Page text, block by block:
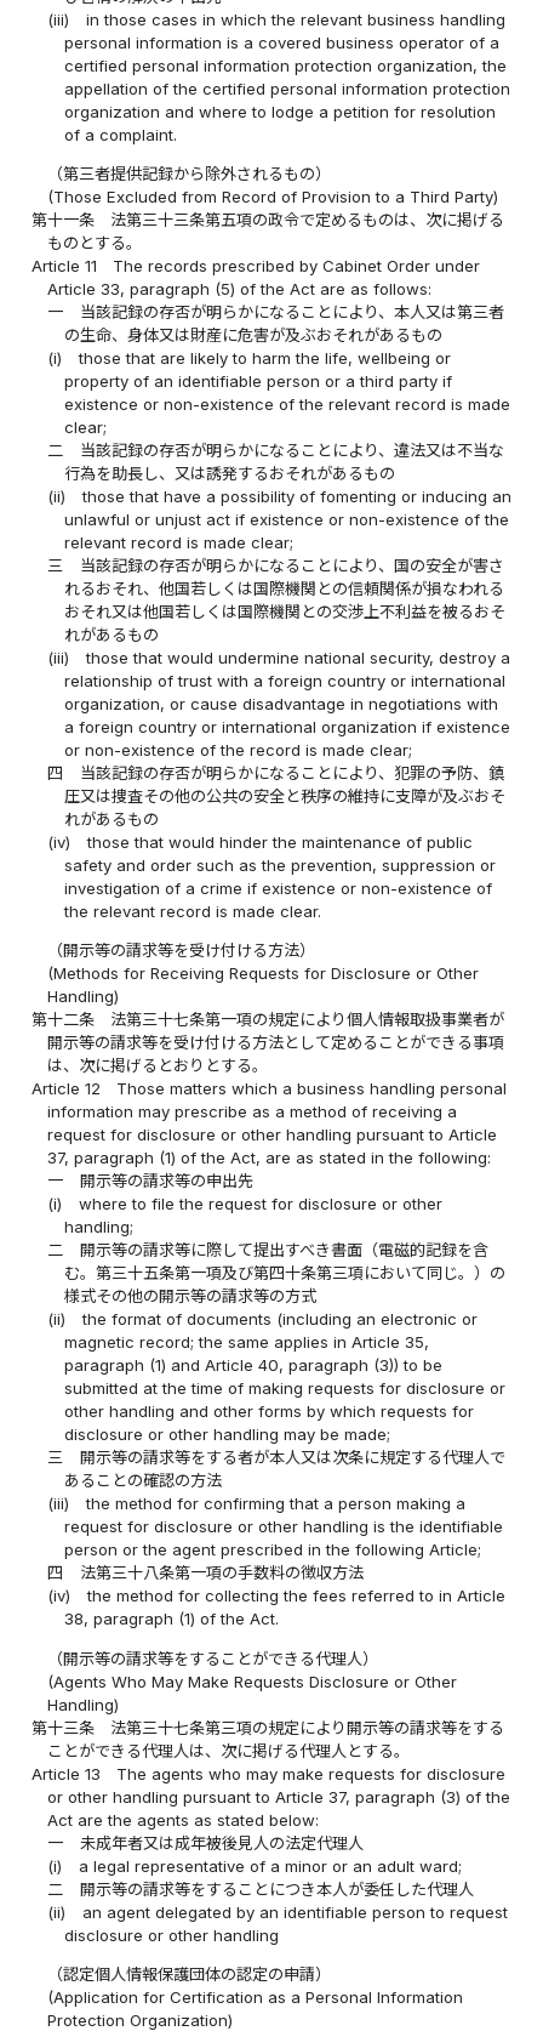
(iii)
in those cases in which the relevant business handling
personal information is a covered business operator of a
certified personal information protection organization, the
appellation of the certified personal information protection
organization and where to lodge a petition for resolution
of a complaint.
（第三者提供記録から除外されるもの）
(Those Excluded from Record of Provision to a Third Party)
第十一条
法第三十三条第五項の政令で定めるものは、次に掲げる
ものとする。
Article 11
The records prescribed by Cabinet Order under
Article 33, paragraph (5) of the Act are as follows:
一
当該記録の存否が明らかになることにより、本人又は第三者
の生命、身体又は財産に危害が及ぶおそれがあるもの
(i)
those that are likely to harm the life, wellbeing or
property of an identifiable person or a third party if
existence or non-existence of the relevant record is made
clear;
二
当該記録の存否が明らかになることにより、違法又は不当な
行為を助長し、又は誘発するおそれがあるもの
(ii)
those that have a possibility of fomenting or inducing an
unlawful or unjust act if existence or non-existence of the
relevant record is made clear;
三
当該記録の存否が明らかになることにより、国の安全が害さ
れるおそれ、他国若しくは国際機関との信頼関係が損なわれる
おそれ又は他国若しくは国際機関との交渉上不利益を被るおそ
れがあるもの
(iii)
those that would undermine national security, destroy a
relationship of trust with a foreign country or international
organization, or cause disadvantage in negotiations with
a foreign country or international organization if existence
or non-existence of the record is made clear;
四
当該記録の存否が明らかになることにより、犯罪の予防、鎮
圧又は捜査その他の公共の安全と秩序の維持に支障が及ぶおそ
れがあるもの
(iv)
those that would hinder the maintenance of public
safety and order such as the prevention, suppression or
investigation of a crime if existence or non-existence of
the relevant record is made clear.
（開示等の請求等を受け付ける方法）
(Methods for Receiving Requests for Disclosure or Other
Handling)
第十二条
法第三十七条第一項の規定により個人情報取扱事業者が
開示等の請求等を受け付ける方法として定めることができる事項
は、次に掲げるとおりとする。
Article 12
Those matters which a business handling personal
information may prescribe as a method of receiving a
request for disclosure or other handling pursuant to Article
37, paragraph (1) of the Act, are as stated in the following:
一
開示等の請求等の申出先
(i)
where to file the request for disclosure or other
handling;
二
開示等の請求等に際して提出すべき書面（電磁的記録を含
む。第三十五条第一項及び第四十条第三項において同じ。）の
様式その他の開示等の請求等の方式
(ii)
the format of documents (including an electronic or
magnetic record; the same applies in Article 35,
paragraph (1) and Article 40, paragraph (3)) to be
submitted at the time of making requests for disclosure or
other handling and other forms by which requests for
disclosure or other handling may be made;
三
開示等の請求等をする者が本人又は次条に規定する代理人で
あることの確認の方法
(iii)
the method for confirming that a person making a
request for disclosure or other handling is the identifiable
person or the agent prescribed in the following Article;
四
法第三十八条第一項の手数料の徴収方法
(iv)
the method for collecting the fees referred to in Article
38, paragraph (1) of the Act.
（開示等の請求等をすることができる代理人）
(Agents Who May Make Requests Disclosure or Other
Handling)
第十三条
法第三十七条第三項の規定により開示等の請求等をする
ことができる代理人は、次に掲げる代理人とする。
Article 13
The agents who may make requests for disclosure
or other handling pursuant to Article 37, paragraph (3) of the
Act are the agents as stated below:
一
未成年者又は成年被後見人の法定代理人
(i)
a legal representative of a minor or an adult ward;
二
開示等の請求等をすることにつき本人が委任した代理人
(ii)
an agent delegated by an identifiable person to request
disclosure or other handling
（認定個人情報保護団体の認定の申請）
(Application for Certification as a Personal Information
Protection Organization)